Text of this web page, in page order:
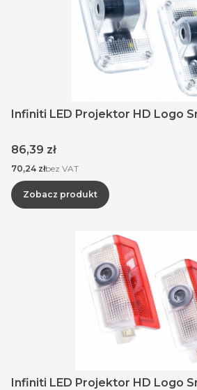
Infiniti LED Projektor HD Logo
Cena
86,39 zł
Cena
70,24 złbez VAT
Zobacz produkt
Infiniti LED Projektor HD Logo